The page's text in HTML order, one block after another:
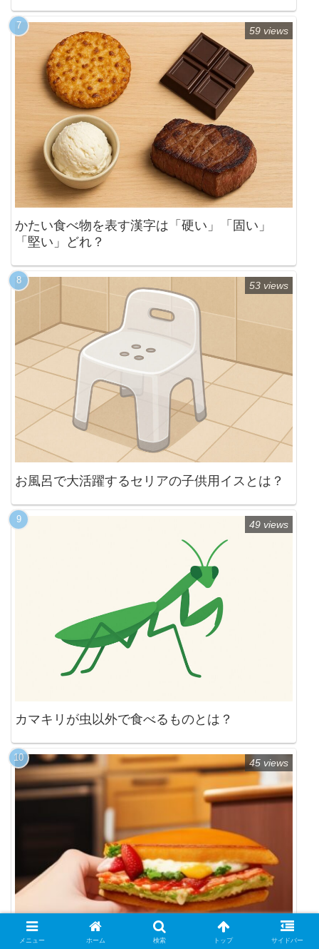
かたい食べ物を表す漢字は「硬い」「固い」
「堅い」どれ？
59 views
お風呂で大活躍するセリアの子供用イスとは？
53 views
カマキリが虫以外で食べるものとは？
49 views
45 views
メニュー ホーム 検索 トップ サイドバー